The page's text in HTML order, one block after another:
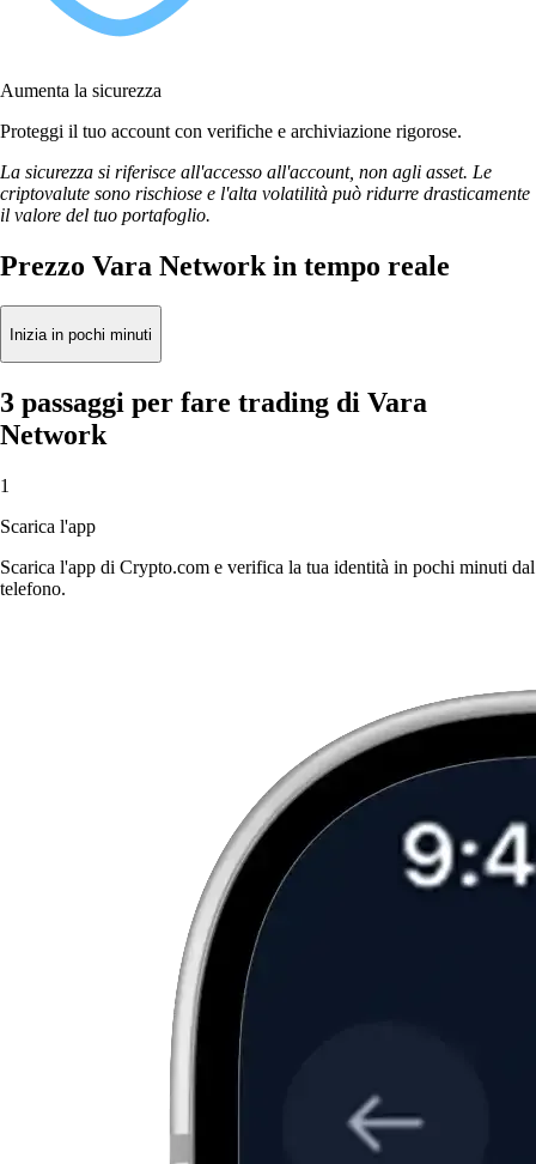
Aumenta la sicurezza
Proteggi il tuo account con verifiche e archiviazione rigorose.
La sicurezza si riferisce all'accesso all'account, non agli asset. Le
criptovalute sono rischiose e l'alta volatilità può ridurre drasticamente
il valore del tuo portafoglio.
Prezzo Vara Network in tempo reale
Inizia in pochi minuti
3 passaggi per fare trading di Vara
Network
1
Scarica l'app
Scarica l'app di Crypto.com e verifica la tua identità in pochi minuti dal
telefono.